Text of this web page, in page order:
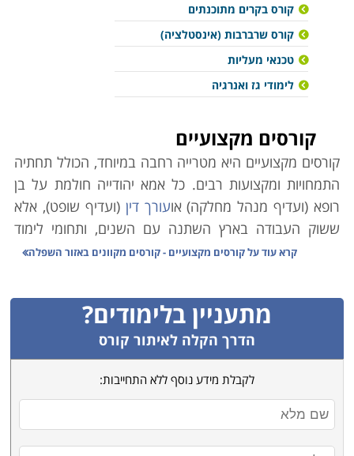
קורס בקרים מתוכנתים
קורס שרברבות (אינסטלציה)
טכנאי מעליות
לימודי גז ואנרגיה
קורסים מקצועיים
קורסים מקצועיים היא מטרייה רחבה במיוחד, הכולל תחתיה
התמחויות ומקצועות רבים. כל אמא יהודייה חולמת על בן
רופא (ועדיף מנהל מחלקה) אועורך דין (ועדיף שופט), אלא
ששוק העבודה בארץ השתנה עם השנים, ותחומי לימוד
אקדמיים רבים אינם מבטיחים עבודה יציבה ופרנסה בענף.
כמו כן ירידת קרנם (הבלתי-מוצדקת) של בתי הספר
המלמדים קורסים מקצועיים גרמה למחסור משמעותי במשק
בידיים עובדות ומיומנות בענפים שונים.
משרד הכלכלה הוא הגורם הממלכתי אשר מנסה לסייע
באיזון הנדרש, וגורמי המחקר הממונים בו פרסמו טבלה
זו אשר מנתחת את המקצועות השונים בהתאם לצרכי השוק,
הביקוש לעובדים והשכר על פי מקצועות. הנתונים בה
מצביעים במובהק על מגמות אשר ממילא מדובר בהן רבות.
קרא עוד עלקורסים מקצועיים - קורסים מקוונים באזור השפלה
מתעניין בלימודים?
הדרך הקלה לאיתור קורס
לקבלת מידע נוסף ללא התחייבות: